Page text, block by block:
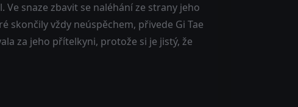
snaze zbavit se naléhání ze strany jeho
skončily vždy neúspěchem, přivede Gi Tae
za jeho přítelkyni, protože si je jistý, že